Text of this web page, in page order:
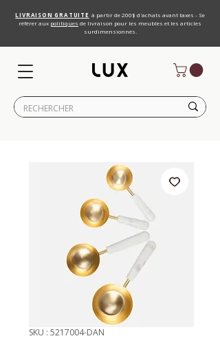
LIVRAISON GRATUITE à partir de 200$ d'achats avant taxes - Se
référer aux politiques de livraison pour les meubles et les articles
surdimensionnés.
SKU : 5217004-DAN